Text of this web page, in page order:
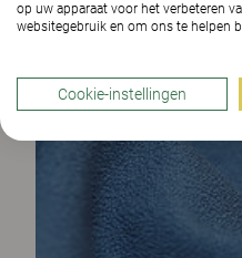
op uw apparaat voor het verbeteren
websitegebruik en om ons te helpen
Cookie-instellingen